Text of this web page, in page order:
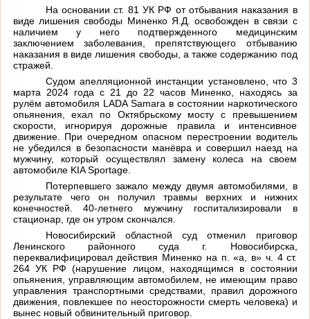
На основании ст. 81 УК РФ от отбывания наказания в
виде лишения свободы Миненко Я.Д. освобожден в связи с
наличием у него подтвержденного медицинским
заключением заболевания, препятствующего отбыванию
наказания в виде лишения свободы, а также содержанию под
стражей.
Судом апелляционной инстанции установлено, что 3
марта 2024 года с 21 до 22 часов Миненко, находясь за
рулём автомобиля LADA Samara в состоянии наркотического
опьянения, ехал по Октябрьскому мосту с превышением
скорости, игнорируя дорожные правила и интенсивное
движение. При очередном опасном перестроении водитель
не убедился в безопасности манёвра и совершил наезд на
мужчину, который осуществлял замену колеса на своем
автомобиле KIA Sportage.
Потерпевшего зажало между двумя автомобилями, в
результате чего он получил травмы верхних и нижних
конечностей. 40-летнего мужчину госпитализировали в
стационар, где он утром скончался.
Новосибирский областной суд отменил приговор
Ленинского районного суда г. Новосибирска,
переквалифицировал действия Миненко на п. «а, в» ч. 4 ст.
264 УК РФ (нарушение лицом, находящимся в состоянии
опьянения, управляющим автомобилем, не имеющим право
управления транспортными средствами, правил дорожного
движения, повлекшее по неосторожности смерть человека) и
вынес новый обвинительный приговор.